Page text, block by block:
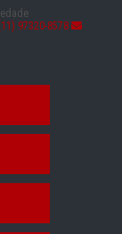
97320-8578